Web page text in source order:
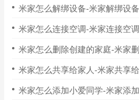
米家怎么解绑设备-米家解绑设
米家怎么连接空调-米家连接空
米家怎么删除创建的家庭-米家
米家怎么共享给家人-米家共享
米家怎么添加小爱同学-米家添